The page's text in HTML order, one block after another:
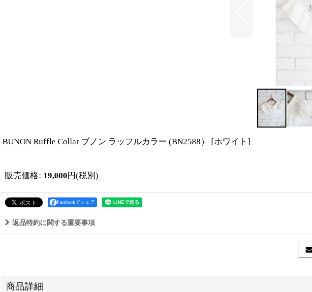
BUNON Ruffle Collar ブノン ラッフルカラー (BN2588） [ホワイト ]
販売価格: 19,000 円(税別)
Facebookでシェア
返品特約に関する重要事項
商品詳細